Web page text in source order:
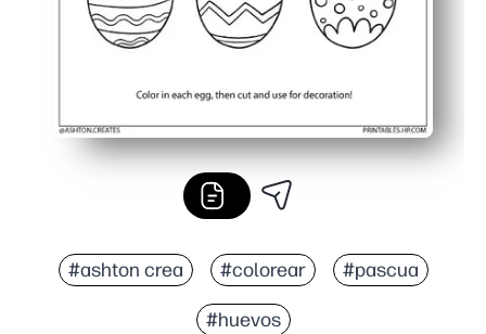
#ashton crea #colorear #pascua
#huevos